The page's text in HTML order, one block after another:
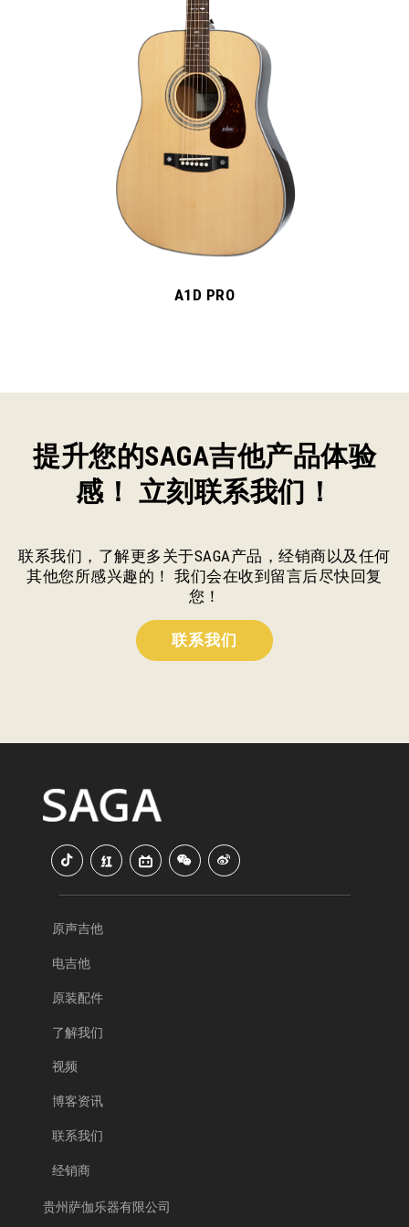
A1D PRO
提升您的SAGA吉他产品体验
感！ 立刻联系我们！
联系我们，了解更多关于SAGA产品，经销商以及任何
其他您所感兴趣的！ 我们会在收到留言后尽快回复
您！
联系我们
原声吉他
电吉他
原装配件
了解我们
视频
博客资讯
联系我们
经销商
贵州萨伽乐器有限公司